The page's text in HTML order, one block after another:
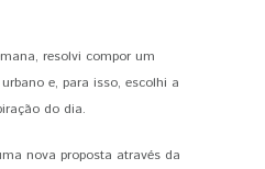
resolvi compor um
e, para isso, escolhi a
do dia.
nova proposta através da